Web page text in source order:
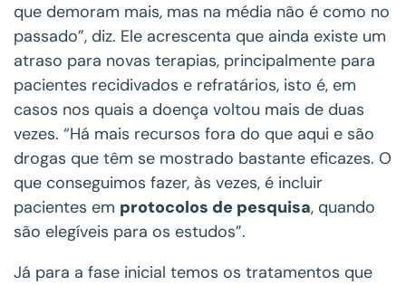
que demoram mais, mas na média não é como no
passado”, diz. Ele acrescenta que ainda existe um
atraso para novas terapias, principalmente para
pacientes recidivados e refratários, isto é, em
casos nos quais a doença voltou mais de duas
vezes. “Há mais recursos fora do que aqui e são
drogas que têm se mostrado bastante eficazes. O
que conseguimos fazer, às vezes, é incluir
pacientes em protocolos de pesquisa, quando
são elegíveis para os estudos”.
Já para a fase inicial temos os tratamentos que